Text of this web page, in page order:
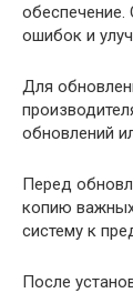
обеспечение.
ошибок и
Для
обновлений
Перед
копию
систему к
После